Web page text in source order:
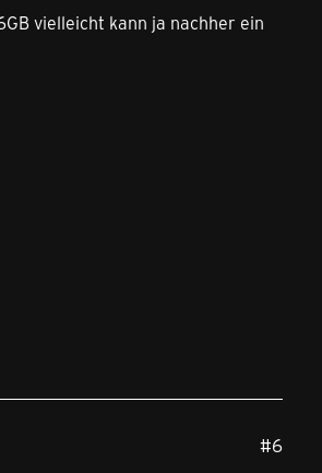
vielleicht kann ja nachher ein
#6